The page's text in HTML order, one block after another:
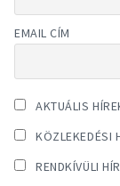
EMAIL CÍM
AKTUÁLIS
KÖZLEKEDÉSI
RENDKÍVÜLI